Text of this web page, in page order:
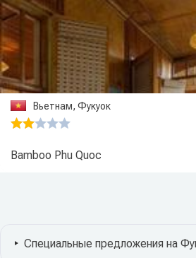
Вьетнам, Фукуок
Bamboo Phu Quoc
Специальные предложения на